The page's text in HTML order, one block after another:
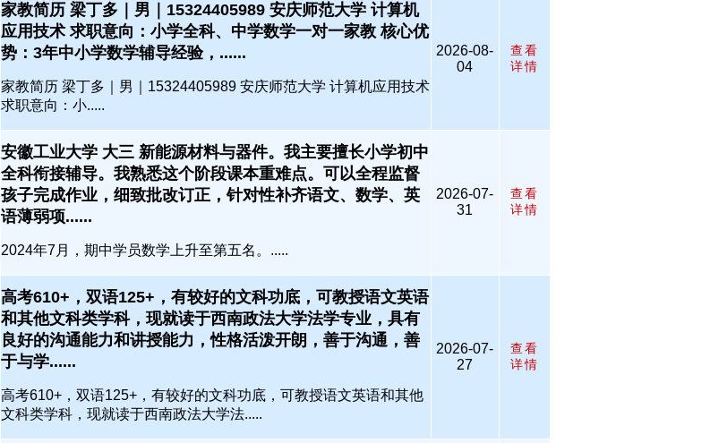
家教简历 梁丁多｜男｜15324405989 安庆师范大学 计算机
应用技术 求职意向：小学全科、中学数学一对一家教 核心优
势：3年中小学数学辅导经验，......
家教简历 梁丁多｜男｜15324405989 安庆师范大学 计算机应用技术
求职意向：小.....
2026-08-
04
查看
详情
安徽工业大学 大三 新能源材料与器件。我主要擅长小学初中
全科衔接辅导。我熟悉这个阶段课本重难点。可以全程监督
孩子完成作业，细致批改订正，针对性补齐语文、数学、英
语薄弱项......
2024年7月，期中学员数学上升至第五名。.....
2026-07-
31
查看
详情
高考610+，双语125+，有较好的文科功底，可教授语文英语
和其他文科类学科，现就读于西南政法大学法学专业，具有
良好的沟通能力和讲授能力，性格活泼开朗，善于沟通，善
于与学......
高考610+，双语125+，有较好的文科功底，可教授语文英语和其他
文科类学科，现就读于西南政法大学法.....
2026-07-
27
查看
详情